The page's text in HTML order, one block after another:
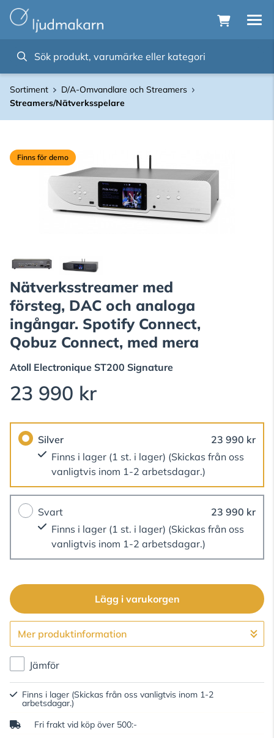
Sortiment
D/A-Omvandlare och Streamers
Streamers/Nätverksspelare
Finns för demo
Nätverksstreamer med
försteg, DAC och analoga
ingångar. Spotify Connect,
Qobuz Connect, med mera
Atoll Electronique ST200 Signature
23 990 kr
Silver
23 990 kr
Finns i lager (1 st. i lager) (Skickas från oss
vanligtvis inom 1-2 arbetsdagar.)
Svart
23 990 kr
Finns i lager (1 st. i lager) (Skickas från oss
vanligtvis inom 1-2 arbetsdagar.)
Lägg i varukorgen
Gå till kassan
Mer produktinformation
Jämför
Finns i lager (Skickas från oss vanligtvis inom 1-2
arbetsdagar.)
Fri frakt vid köp över 500:-